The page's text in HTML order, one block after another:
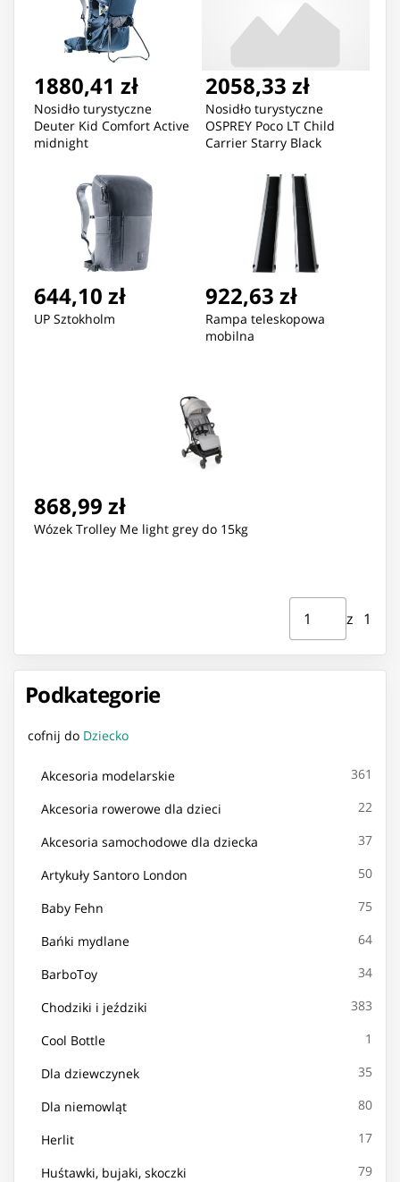
Podkategorie
cofnij do Dziecko
Akcesoria modelarskie 361
Akcesoria rowerowe dla dzieci 22
Akcesoria samochodowe dla dziecka 37
Artykuły Santoro London 50
Baby Fehn 75
Bańki mydlane 64
BarboToy 34
Chodziki i jeździki 383
Cool Bottle 1
Dla dziewczynek 35
Dla niemowląt 80
Herlit 17
Huśtawki, bujaki, skoczki 79
1880,41 zł
Nosidło turystyczne
Deuter Kid Comfort Active
midnight
2058,33 zł
Nosidło turystyczne
OSPREY Poco LT Child
Carrier Starry Black
644,10 zł
UP Sztokholm
922,63 zł
Rampa teleskopowa
mobilna
868,99 zł
Wózek Trolley Me light grey do 15kg
Strona ⁨1⁩ z ⁨1⁩
z ⁨1⁩
Przejdź do strony